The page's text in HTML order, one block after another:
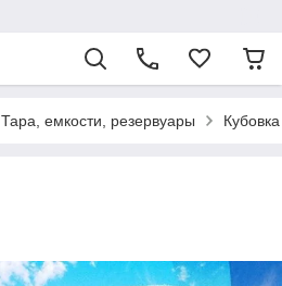
Тара, емкости, резервуары Кубовка